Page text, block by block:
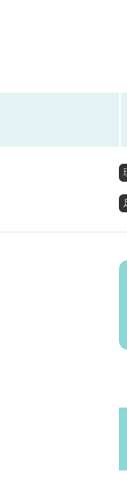
先
を
本